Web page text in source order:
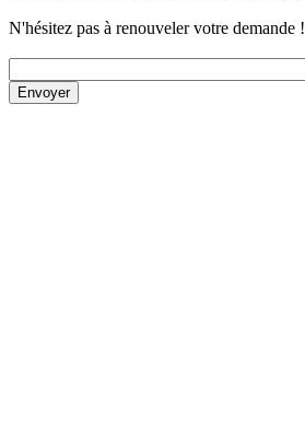
N'hésitez pas à renouveler votre demande !